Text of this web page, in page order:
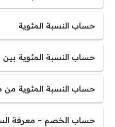
حساب النسبة المئوية
حساب النسبة المئوية بين
حساب النسبة المئوية من
حساب الخصم – معرفة